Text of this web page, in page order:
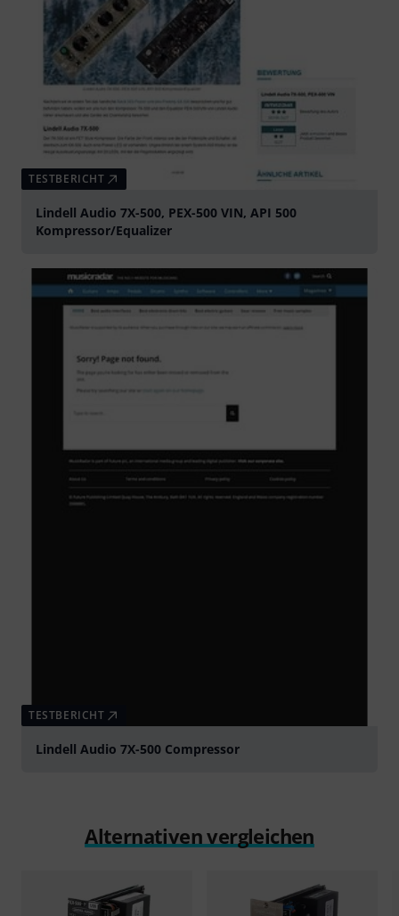
TESTBERICHT
Lindell Audio 7X-500, PEX-500 VIN, API 500
Kompressor/Equalizer
TESTBERICHT
Lindell Audio 7X-500 Compressor
Alternativen vergleichen